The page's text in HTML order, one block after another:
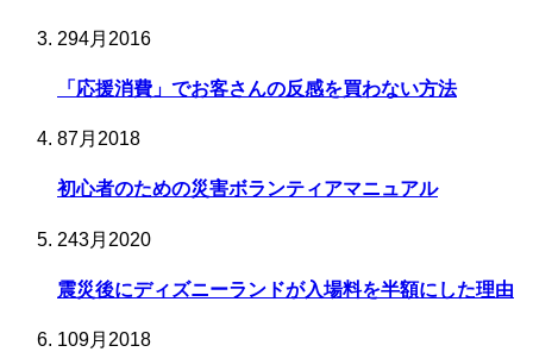
294月 2016
「応援消費」でお客さんの反感を買わない方法
87月 2018
初心者のための災害ボランティアマニュアル
243月 2020
震災後にディズニーランドが入場料を半額にした理由
109月 2018